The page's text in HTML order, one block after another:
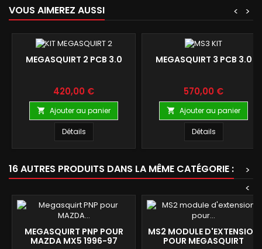
VOUS AIMEREZ AUSSI >
<
MEGASQUIRT 2 PCB 3.0
Prix
420,00 €
 Ajouter au panier
Détails
MEGASQUIRT 3 PCB 3.0
Prix
570,00 €
 Ajouter au panier
Détails
16 AUTRES PRODUITS DANS LA MÊME CATÉGORIE :
>
<
MEGASQUIRT PNP POUR
MAZDA MX5 1996-97
MS2 MODULE D'EXTENSION
POUR MEGASQUIRT